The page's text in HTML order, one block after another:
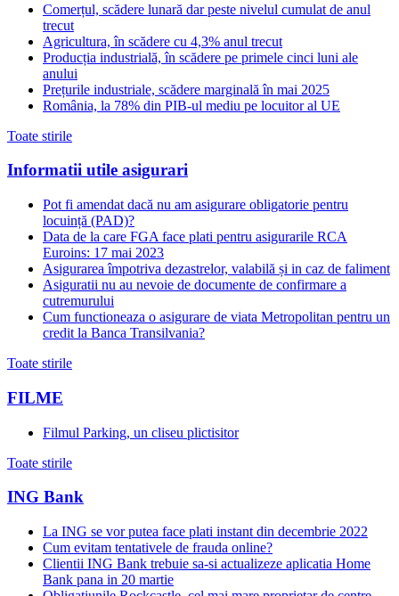
Comerțul, scădere lunară dar peste nivelul cumulat de anul
trecut
Agricultura, în scădere cu 4,3% anul trecut
Producția industrială, în scădere pe primele cinci luni ale
anului
Prețurile industriale, scădere marginală în mai 2025
România, la 78% din PIB-ul mediu pe locuitor al UE
Toate stirile
Informatii utile asigurari
Pot fi amendat dacă nu am asigurare obligatorie pentru
locuință (PAD)?
Data de la care FGA face plati pentru asigurarile RCA
Euroins: 17 mai 2023
Asigurarea împotriva dezastrelor, valabilă și in caz de faliment
Asiguratii nu au nevoie de documente de confirmare a
cutremurului
Cum functioneaza o asigurare de viata Metropolitan pentru un
credit la Banca Transilvania?
Toate stirile
FILME
Filmul Parking, un cliseu plictisitor
Toate stirile
ING Bank
La ING se vor putea face plati instant din decembrie 2022
Cum evitam tentativele de frauda online?
Clientii ING Bank trebuie sa-si actualizeze aplicatia Home
Bank pana in 20 martie